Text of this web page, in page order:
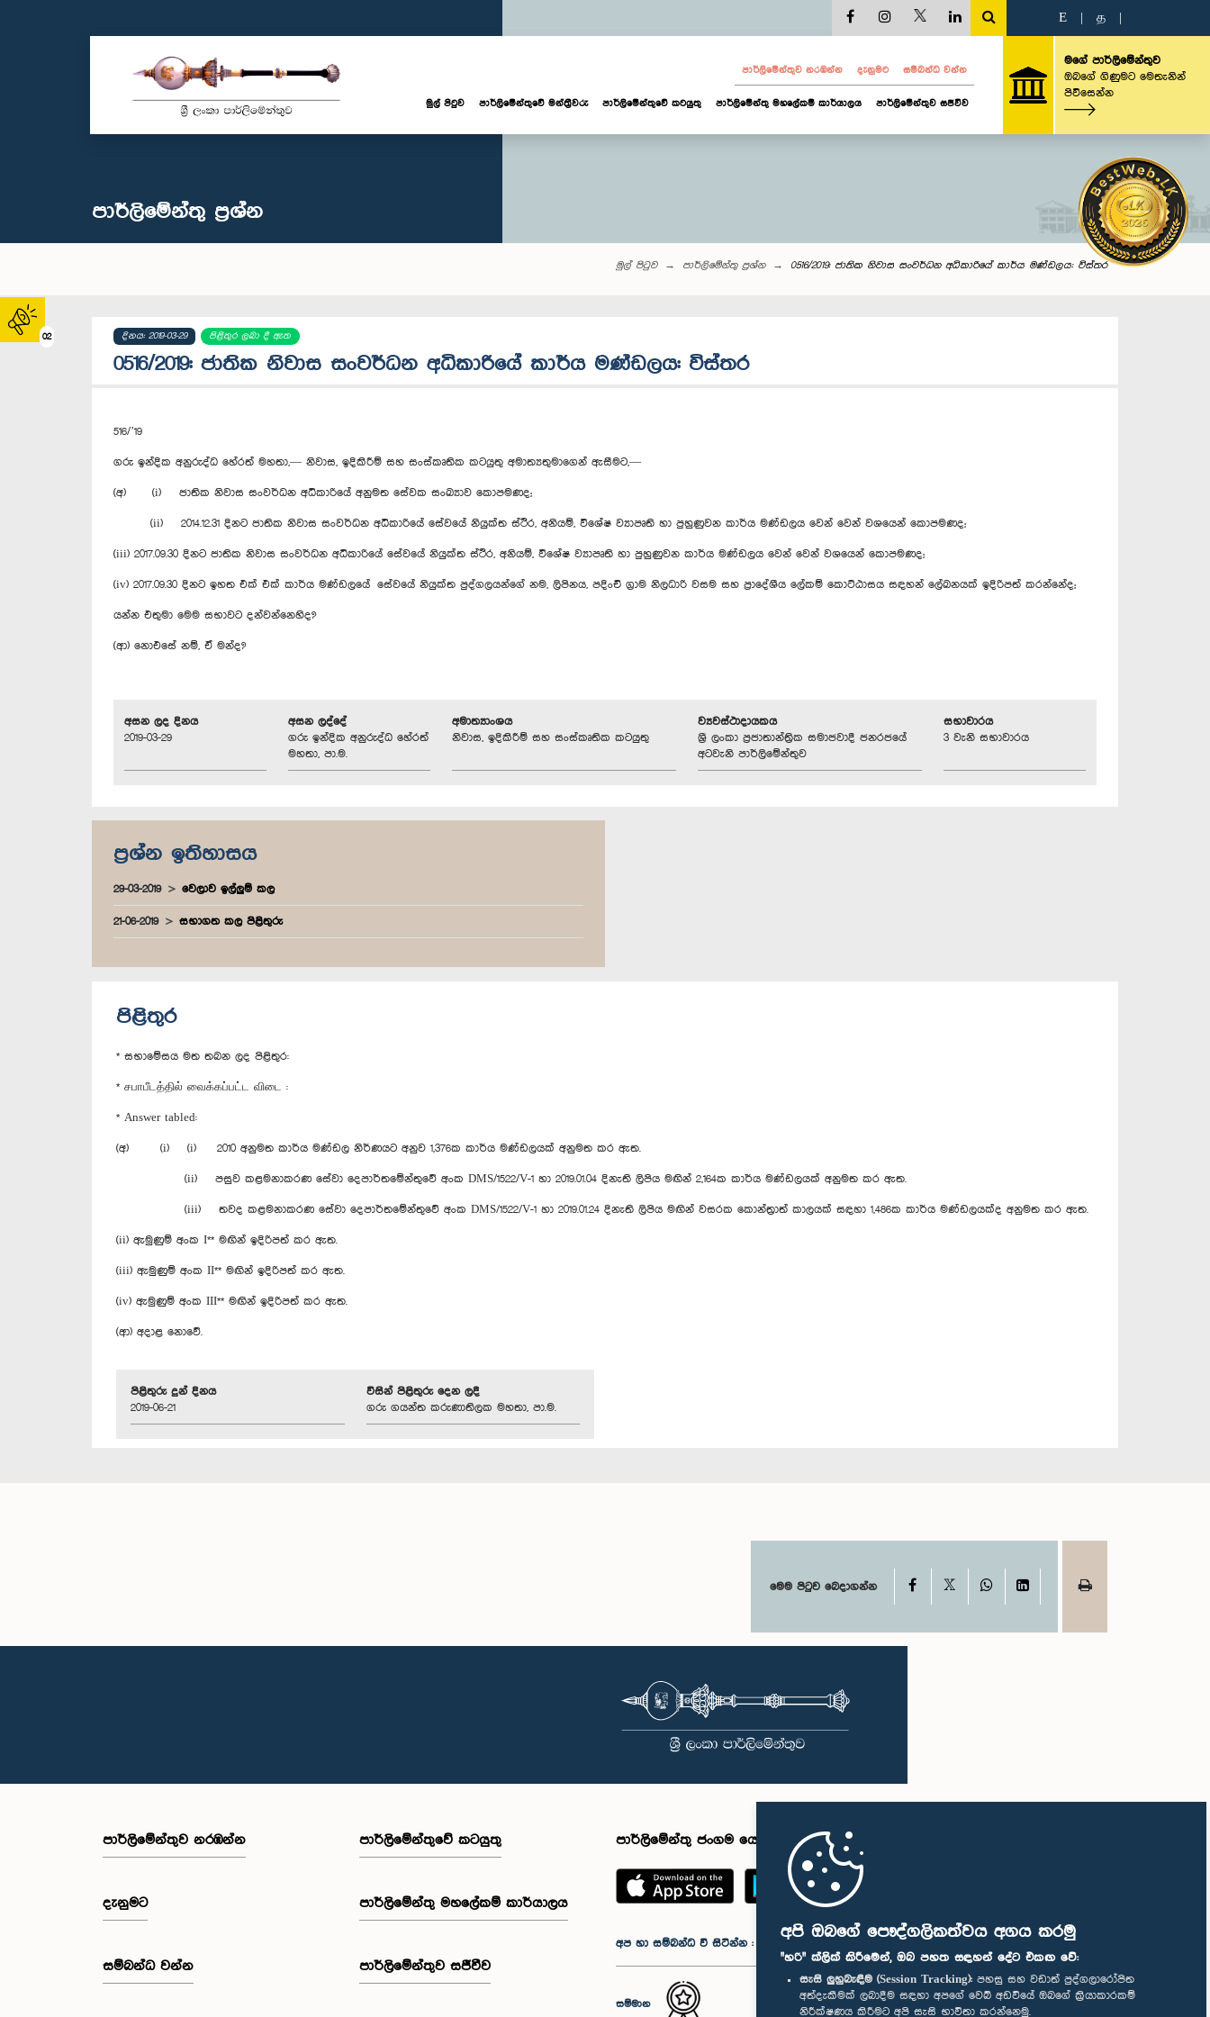
අපි ඔබගේ පෞද්ගලිකත්වය අගය කරමු
"හරි" ක්ලික් කිරීමෙන්, ඔබ පහත සඳහන් දේට එකඟ වේ:
සැසි ලුහුබැඳීම (Session Tracking): පහසු සහ වඩාත් පුද්ගලාරෝපිත
අත්දැකීමක් ලබාදීම සඳහා අපගේ වෙබ් අඩවියේ ඔබගේ ක්‍රියාකාරකම්
නිරීක්ෂණය කිරීමට අපි සැසි භාවිතා කරන්නෙමු.
02
E த
පාර්ලි‌මේන්තුව නරඹන්න දැනුමට සම්බන්ධ වන්න
මුල් පිටුව පාර්ලි‌මේන්තුවේ මන්ත්‍රීවරු පාර්ලිමේන්තුවේ කටයුතු පාර්ලිමේන්තු මහලේකම් කාර්යාලය පාර්ලිමේන්තුව සජීවීව
මගේ පාර්ලිමේන්තුව
ඔබගේ ගිණුමට මෙතැනින්
පිවිසෙන්න
පාර්ලි‌මේන්තු‌ ප්‍රශ්න
මුල් පිටුව පාර්ලි‌මේන්තු‌ ප්‍රශ්න 0516/2019: ජාතික නිවාස සංවර්ධන අධිකාරියේ කාර්ය මණ්ඩලය: විස්තර
දිනය: 2019-03-29 පිළිතුර ලබා දී ඇත
0516/2019: ජාතික නිවාස සංවර්ධන අධිකාරියේ කාර්ය මණ්ඩලය: විස්තර
516/’19
ගරු ඉන්දික අනුරුද්ධ හේරත් මහතා,— නිවාස, ඉදිකිරීම් සහ සංස්කෘතික කටයුතු අමාත්‍යතුමාගෙන් ඇසීමට,—
(අ) (i) ජාතික නිවාස සංවර්ධන අධිකාරියේ අනුමත සේවක සංඛ්‍යාව කොපමණද;
(ii) 2014.12.31 දිනට ජාතික නිවාස සංවර්ධන අධිකාරියේ සේවයේ නියුක්ත ස්ථිර, අනියම්, විශේෂ ව්‍යාපෘති හා පුහුණුවන කාර්ය මණ්ඩලය වෙන් වෙන් වශයෙන් කොපමණද;
(iii) 2017.09.30 දිනට ජාතික නිවාස සංවර්ධන අධිකාරියේ සේවයේ නියුක්ත ස්ථිර, අනියම්, විශේෂ ව්‍යාපෘති හා පුහුණුවන කාර්ය මණ්ඩලය වෙන් වෙන් වශයෙන් කොපමණද;
(iv) 2017.09.30 දිනට ඉහත එක් එක් කාර්ය මණ්ඩලයේ සේවයේ නියුක්ත පුද්ගලයන්ගේ නම, ලිපිනය, පදිංචි ග්‍රාම නිලධාරි වසම සහ ප්‍රාදේශීය ලේකම් කොට්ඨාසය සඳහන් ලේඛනයක් ඉදිරිපත් කරන්නේද;
යන්න එතුමා මෙම සභාවට දන්වන්නෙහිද?
(ආ) නොඑසේ නම්, ඒ මන්ද?
අසන ලද දිනය
2019-03-29
අසන ලද්දේ
ගරු ඉන්දික අනුරුද්ධ හේරත්
මහතා, පා.ම.
අමාත්‍යාංශය
නිවාස, ඉදිකිරීම් සහ සංස්කෘතික කටයුතු
ව්‍යවස්ථාදායකය
ශ්‍රී ලංකා ප්‍රජාතාන්ත්‍රික සමාජවාදී ජනරජයේ
අටවැනි පාර්ලිමේන්තුව
සභාවාරය
3 වැනි සභාවාරය
ප්‍රශ්න ඉතිහාසය
29-03-2019 වෙලාව ඉල්ලුම් කල
21-06-2019 සභාගත කල පිළිතුරු
පිළිතුර
* සභාමේසය මත තබන ලද පිළිතුර:
* சபாபீடத்தில் வைக்கப்பட்ட விடை :
* Answer tabled:
(අ) (i) (i) 2010 අනුමත කාර්ය මණ්ඩල නිර්ණයට අනුව 1,376ක කාර්ය මණ්ඩලයක් අනුමත කර ඇත.
(ii) පසුව කළමනාකරණ සේවා දෙපාර්තමේන්තුවේ අංක DMS/1522/V-1 හා 2019.01.04 දිනැති ලිපිය මඟින් 2,164ක කාර්ය මණ්ඩලයක් අනුමත කර ඇත.
(iii) තවද කළමනාකරණ සේවා දෙපාර්තමේන්තුවේ අංක DMS/1522/V-1 හා 2019.01.24 දිනැති ලිපිය මඟින් වසරක කොන්ත්‍රාත් කාලයක් සඳහා 1,486ක කාර්ය මණ්ඩලයක්ද අනුමත කර ඇත.
(ii) ඇමුණුම් අංක I** මඟින් ඉදිරිපත් කර ඇත.
(iii) ඇමුණුම් අංක II** මඟින් ඉදිරිපත් කර ඇත.
(iv) ඇමුණුම් අංක III** මඟින් ඉදිරිපත් කර ඇත.
(ආ) අදාළ නොවේ.
පිළිතුරු දුන් දිනය
2019-06-21
විසින් පිළිතුරු දෙන ලදී
ගරු ගයන්ත කරුණාතිලක මහතා, පා.ම.
මෙම පිටුව බෙදාගන්න Facebook WhatsAppLinkedIn
පාර්ලි‌මේන්තුව නරඹන්න
දැනුමට
සම්බන්ධ වන්න
පාර්ලිමේන්තුවේ කටයුතු
පාර්ලිමේන්තු මහලේකම් කාර්යාලය
පාර්ලිමේන්තුව සජීවීව
පාර්ලිමේන්තු ජංගම යෙදුම
අප හා සම්බන්ධ වී සිටින්න :
සම්මාන